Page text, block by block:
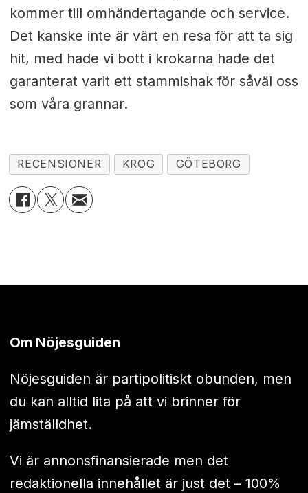
kommer till omhändertagande och service.
Det kanske inte är värt en resa för att ta sig
hit, med hade vi bott i krokarna hade det
garanterat varit ett stammishak för såväl oss
som våra grannar.
RECENSIONER KROG GÖTEBORG
Om Nöjesguiden
Nöjesguiden är partipolitiskt obunden, men
du kan alltid lita på att vi brinner för
jämställdhet.
Vi är annonsfinansierade men det
redaktionella innehållet är just det – 100%